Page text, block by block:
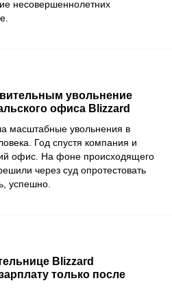
несовершеннолетних
увольнение
офиса Blizzard
масштабные увольнения в
Год спустя компания и
офис. На фоне происходящего
через суд опротестовать
успешно.
Blizzard
только после